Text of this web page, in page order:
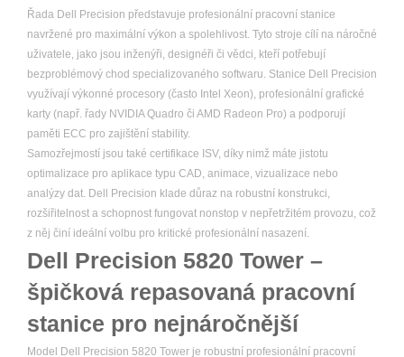
Řada Dell Precision představuje profesionální pracovní stanice
navržené pro maximální výkon a spolehlivost. Tyto stroje cílí na náročné
uživatele, jako jsou inženýři, designéři či vědci, kteří potřebují
bezproblémový chod specializovaného softwaru. Stanice Dell Precision
využívají výkonné procesory (často Intel Xeon), profesionální grafické
karty (např. řady NVIDIA Quadro či AMD Radeon Pro) a podporují
paměti ECC pro zajištění stability.
Samozřejmostí jsou také certifikace ISV, díky nimž máte jistotu
optimalizace pro aplikace typu CAD, animace, vizualizace nebo
analýzy dat. Dell Precision klade důraz na robustní konstrukci,
rozšiřitelnost a schopnost fungovat nonstop v nepřetržitém provozu, což
z něj činí ideální volbu pro kritické profesionální nasazení.
Dell Precision 5820 Tower –
špičková repasovaná pracovní
stanice pro nejnáročnější
Model Dell Precision 5820 Tower je robustní profesionální pracovní